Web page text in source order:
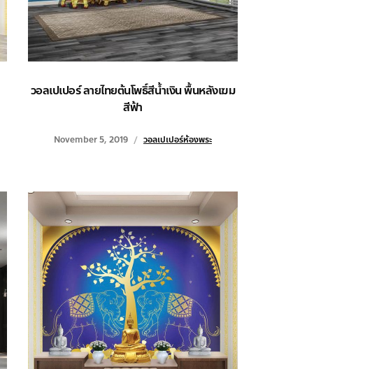
วอลเปเปอร์ ลายไทยต้นโพธิ์สีน้ำเงิน พื้นหลังเฆม
สีฟ้า
November 5, 2019 วอลเปเปอร์ห้องพระ